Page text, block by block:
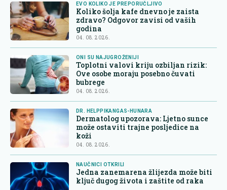
EVO KOLIKO JE PREPORUČLJIVO
Koliko šolja kafe dnevno je zaista
zdravo? Odgovor zavisi od vaših
godina
04. 08. 2026.
ONI SU NAJUGROŽENIJI
Toplotni valovi kriju ozbiljan rizik:
Ove osobe moraju posebno čuvati
bubrege
04. 08. 2026.
DR. HELPPIKANGAS-HUNARA
Dermatolog upozorava: Ljetno sunce
može ostaviti trajne posljedice na
koži
04. 08. 2026.
NAUČNICI OTKRILI
Jedna zanemarena žlijezda može biti
ključ dugog života i zaštite od raka